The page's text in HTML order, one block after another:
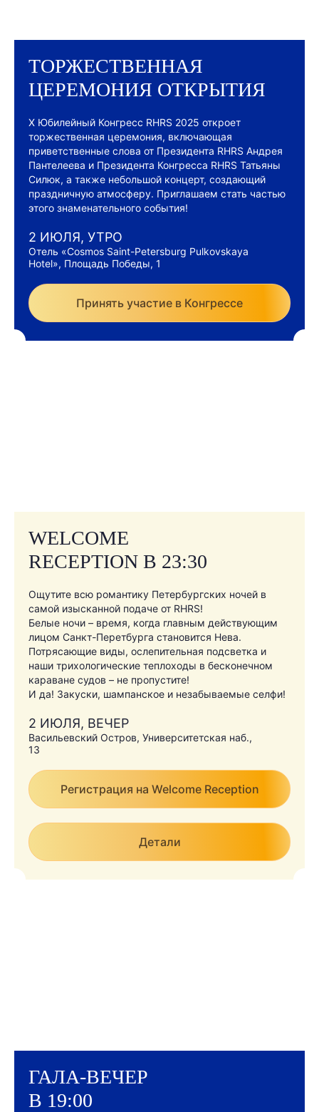
ТОРЖЕСТВЕННАЯ
ЦЕРЕМОНИЯ ОТКРЫТИЯ
X Юбилейный Конгресс RHRS 2025 откроет
торжественная церемония, включающая
приветственные слова от Президента RHRS Андрея
Пантелеева и Президента Конгресса RHRS Татьяны
Силюк, а также небольшой концерт, создающий
праздничную атмосферу. Приглашаем стать частью
этого знаменательного события!
Принять участие в Конгрессе
2 ИЮЛЯ, УТРО
Отель «Cosmos Saint-Petersburg Pulkovskaya
Hotel», Площадь Победы, 1
WELCOME
RECEPTION В 23:30
Ощутите всю романтику Петербургских ночей в
самой изысканной подаче от RHRS!
Белые ночи – время, когда главным действующим
лицом Санкт-Перетбурга становится Нева.
Потрясающие виды, ослепительная подсветка и
наши трихологические теплоходы в бесконечном
караване судов – не пропустите!
И да! Закуски, шампанское и незабываемые селфи!
Детали
Регистрация на Welcome Reception
2 ИЮЛЯ, ВЕЧЕР
Васильевский Остров, Университетская наб.,
13
ГАЛА-ВЕЧЕР
В 19:00